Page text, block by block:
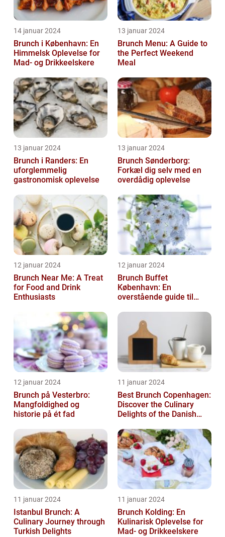
14 januar 2024
Brunch i København: En
Himmelsk Oplevelse for
Mad- og Drikkeelskere
13 januar 2024
Brunch Menu: A Guide to
the Perfect Weekend
Meal
13 januar 2024
Brunch i Randers: En
uforglemmelig
gastronomisk oplevelse
13 januar 2024
Brunch Sønderborg:
Forkæl dig selv med en
overdådig oplevelse
12 januar 2024
Brunch Near Me: A Treat
for Food and Drink
Enthusiasts
12 januar 2024
Brunch Buffet
København: En
overstående guide til
12 januar 2024
Brunch på Vesterbro:
Mangfoldighed og
historie på ét fad
11 januar 2024
Best Brunch Copenhagen:
Discover the Culinary
Delights of the Danish
11 januar 2024
Istanbul Brunch: A
Culinary Journey through
Turkish Delights
11 januar 2024
Brunch Kolding: En
Kulinarisk Oplevelse for
Mad- og Drikkeelskere